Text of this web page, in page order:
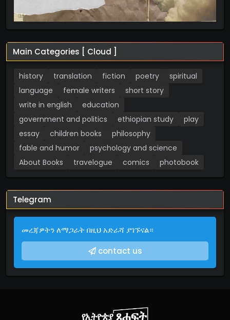
Main Categories [ Cloud ]
history translation fiction poetry
spiritual
language
female writers
short story
write in english
education
government and politics
ethiopian study
play
essay
children books
philosophy
fable and humor
psychology and science
About Books
travelogue comics photobook
Telegram
መረጃዎትን ለማጋራት በዚህ አድራሻ ያገኙናል።
contact us